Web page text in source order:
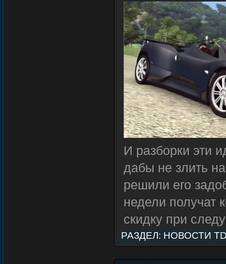
И разборки эти
дабы не злить
решили его
недели получат
скидку при
РАЗДЕЛ: НОВОСТИ